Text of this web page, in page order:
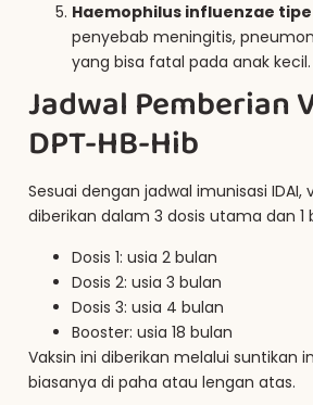
Haemophilus influenzae
penyebab meningitis,
yang bisa fatal pada anak kecil.
Jadwal Pemberian
DPT-HB-Hib
Sesuai dengan jadwal imunisasi IDAI,
diberikan dalam 3 dosis utama dan 1
Dosis 1: usia 2 bulan
Dosis 2: usia 3 bulan
Dosis 3: usia 4 bulan
Booster: usia 18 bulan
Vaksin ini diberikan melalui suntikan
biasanya di paha atau lengan atas.